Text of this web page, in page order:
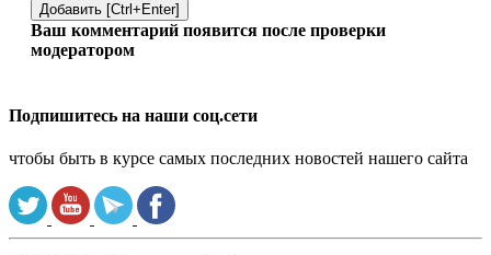
Добавить [Ctrl+Enter]
Ваш комментарий появится после проверки
модератором
Подпишитесь на наши соц.сети
чтобы быть в курсе самых последних новостей нашего сайта